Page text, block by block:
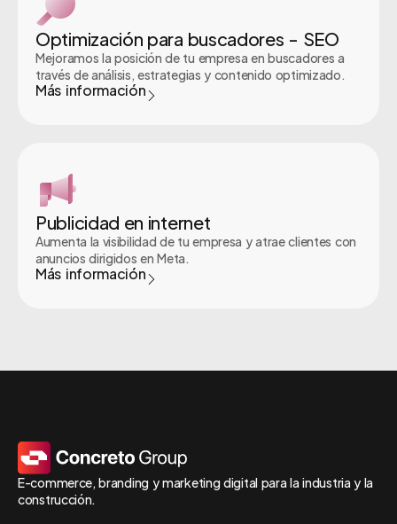
Optimización para buscadores - SEO
Mejoramos la posición de tu empresa en buscadores a
través de análisis, estrategias y contenido optimizado.
Más información
Publicidad en internet
Aumenta la visibilidad de tu empresa y atrae clientes con
anuncios dirigidos en Meta.
Más información
E-commerce, branding y marketing digital para la industria y la
construcción.